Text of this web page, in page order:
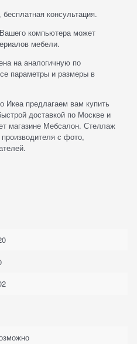
консультация.
компьютера может
мебели.
на аналогичную по
параметры и размеры в
предлагаем вам купить
доставкой по Москве и
магазине Мебсалон. Стеллаж
с фото,